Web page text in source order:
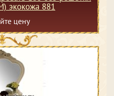
экокожа 881
цену